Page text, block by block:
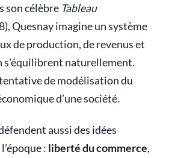
son célèbre Tableau
Quesnay imagine un système
de production, de revenus et
s'équilibrent naturellement.
de modélisation du
d’une société.
aussi des idées
: liberté du commerce,